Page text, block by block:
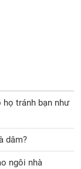
tránh bạn như
dâm?
ngôi nhà